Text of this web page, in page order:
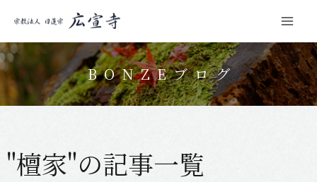
コ
ン
ン
ス
BONZEブログ
"檀家"の記事一覧